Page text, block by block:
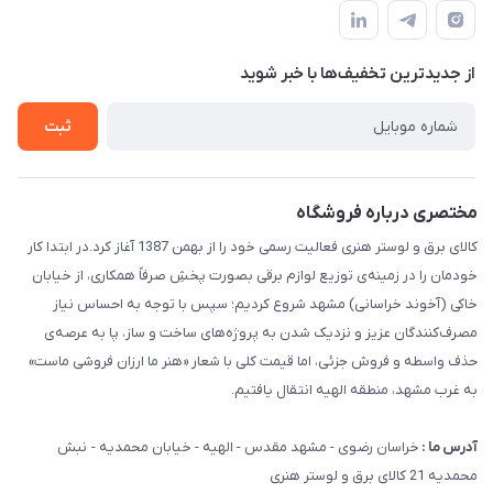
لیست محصولات
درباره ما
سامانه پیگیری مرسولات اداره پست
سوالات متداول
قوانین و مقررات
حریم خصوصی
از جدید‌ترین تخفیف‌ها با‌ خبر شوید
ثبت
مختصری درباره فروشگاه
کالای برق و لوستر هنری فعالیت رسمی خود را از بهمن 1387 آغاز کرد.در ابتدا کار
خودمان را در زمینه‌ی توزیع لوازم برقی بصورت پخشِ صرفاً همکاری، از خیابان
خاکی (آخوند خراسانی) مشهد شروع کردیم؛ سپس با توجه به احساس نیاز
مصرف‌کنندگان عزیز و نزدیک شدن به پروژه‌های ساخت و ساز، پا به عرصه‌ی
حذف واسطه و فروش جزئی، اما قیمت کلی با شعار «هنر ما ارزان فروشی ماست»
به غرب مشهد، منطقه الهیه انتقال یافتیم.
آدرس ما : خراسان رضوی - مشهد مقدس - الهیه - خیابان محمدیه - نبش
محمدیه 21 کالای برق و لوستر هنری